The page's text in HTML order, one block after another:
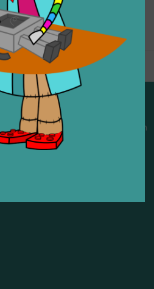
di diventare un centro del riuso e
li riparano e li reimmettono in
civile, circolare e sostenibile.